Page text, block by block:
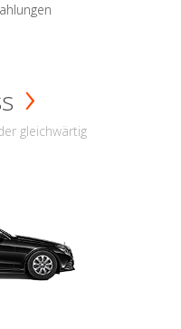
gleichwärtig